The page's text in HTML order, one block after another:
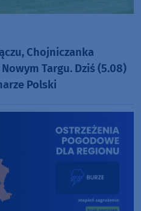
Chojniczanka
Targu. Dziś (5.08)
Polski